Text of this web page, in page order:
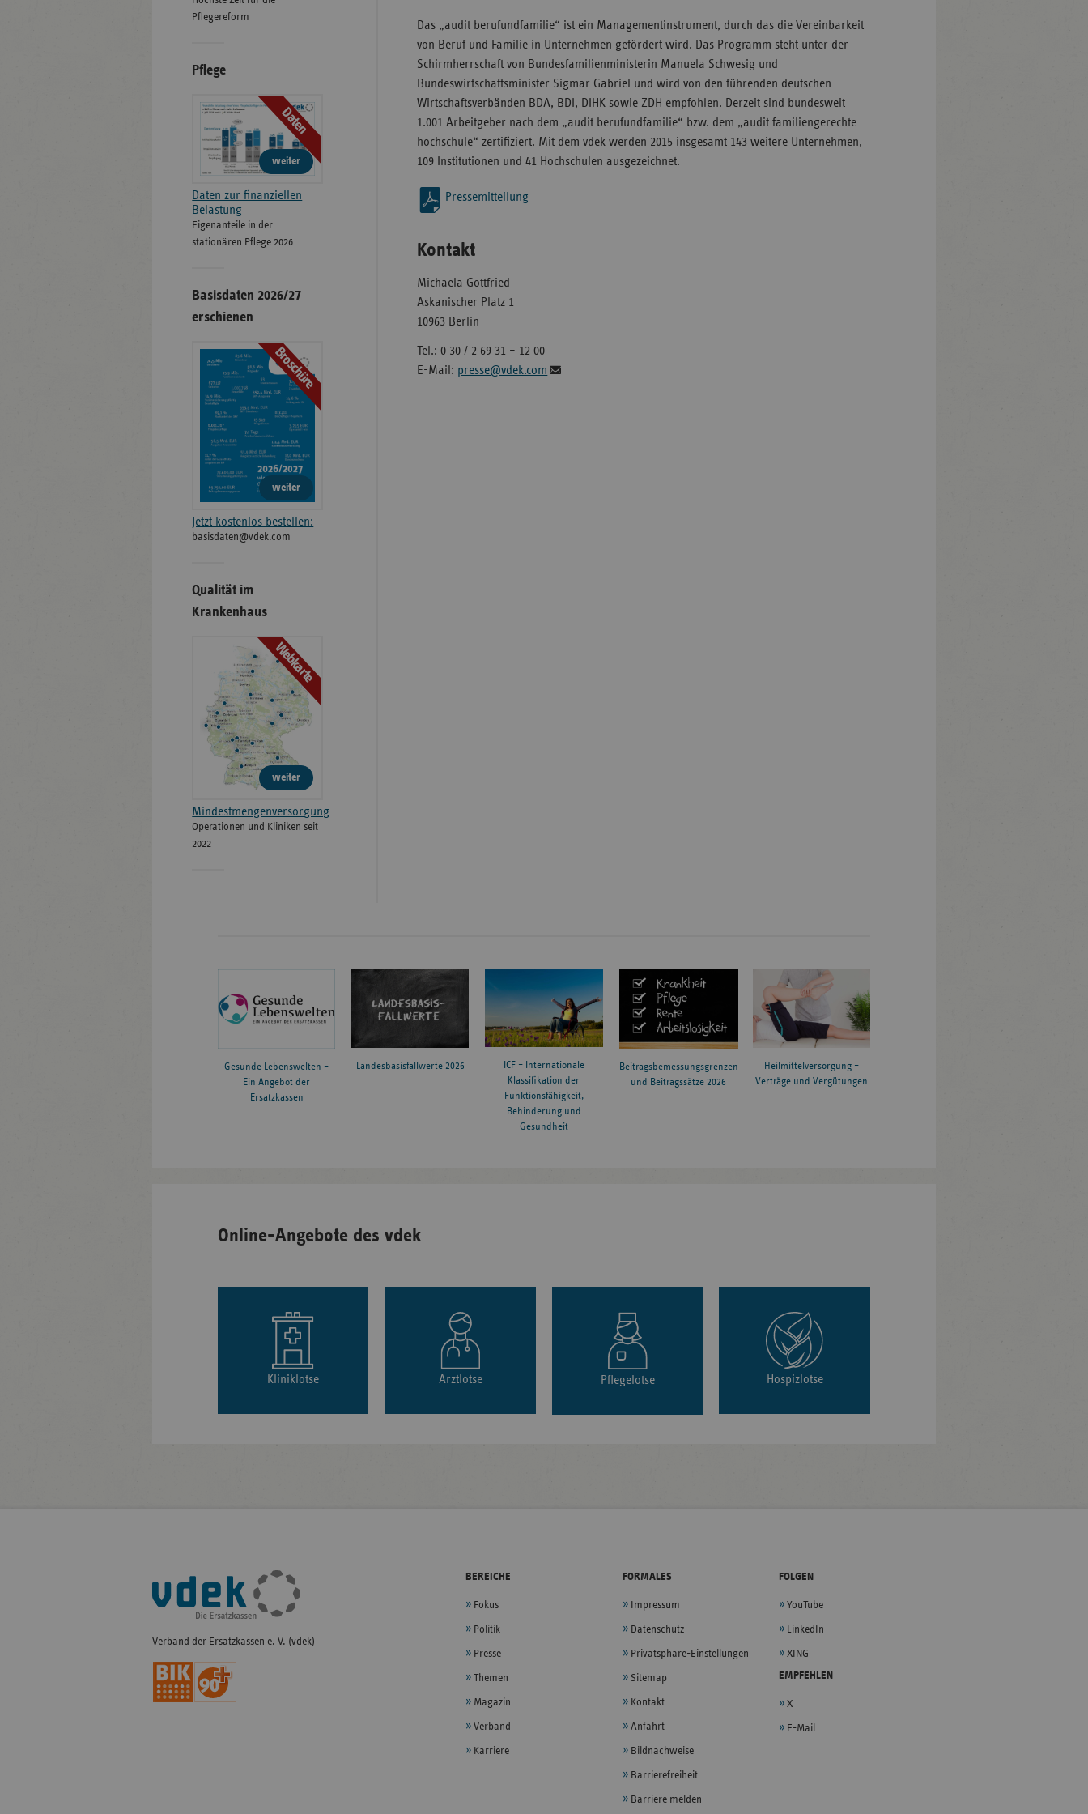
Das „audit berufundfamilie“ ist ein Managementinstrument, durch das die Vereinbarkeit
von Beruf und Familie in Unternehmen gefördert wird. Das Programm steht unter der
Schirmherrschaft von Bundesfamilienministerin Manuela Schwesig und
Bundeswirtschaftsminister Sigmar Gabriel und wird von den führenden deutschen
Wirtschaftsverbänden BDA, BDI, DIHK sowie ZDH empfohlen. Derzeit sind bundesweit
1.001 Arbeitgeber nach dem „audit berufundfamilie“ bzw. dem „audit familiengerechte
hochschule“ zertifiziert. Mit dem vdek werden 2015 insgesamt 143 weitere Unternehmen,
109 Institutionen und 41 Hochschulen ausgezeichnet.
Pressemitteilung
Kontakt
Michaela Gottfried
Askanischer Platz 1
10963 Berlin
Tel.: 0 30 / 2 69 31 – 12 00
E-Mail: presse@vdek.com
Pflegereform
Pflege
Daten
weiter
Daten zur finanziellen
Belastung
Eigenanteile in der
stationären Pflege 2026
Basisdaten 2026/27
erschienen
Broschüre
weiter
Jetzt kostenlos bestellen:
basisdaten@vdek.com
Qualität im
Krankenhaus
Webkarte
weiter
Mindestmengenversorgung
Operationen und Kliniken seit
2022
Gesunde Lebenswelten –
Ein Angebot der
Ersatzkassen
Landesbasisfallwerte 2026
ICF – Internationale
Klassifikation der
Funktionsfähigkeit,
Behinderung und
Gesundheit
Beitragsbemessungsgrenzen
und Beitragssätze 2026
Heilmittelversorgung –
Verträge und Vergütungen
Online-Angebote des vdek
Kliniklotse Arztlotse Pflegelotse Hospizlotse
Fußleisten-
Navigation
Verband der Ersatzkassen e. V. (vdek)
BEREICHE
Fokus
Politik
Presse
Themen
Magazin
Verband
Karriere
FORMALES
Impressum
Datenschutz
Privatsphäre-Einstellungen
Sitemap
Kontakt
Anfahrt
Bildnachweise
Barrierefreiheit
Barriere melden
FOLGEN
YouTube
LinkedIn
XING
EMPFEHLEN
X
E-Mail